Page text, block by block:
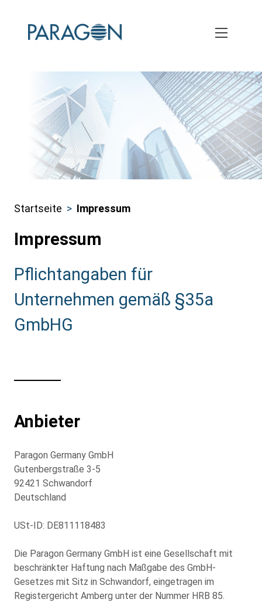
Pfadnavigation
Startseite Impressum
Impressum
Pflichtangaben für
Unternehmen gemäß §35a
GmbHG
Anbieter
Paragon Germany GmbH
Gutenbergstraße 3-5
92421 Schwandorf
Deutschland
USt-ID: DE811118483
Die Paragon Germany GmbH ist eine Gesellschaft mit
beschränkter Haftung nach Maßgabe des GmbH-
Gesetzes mit Sitz in Schwandorf, eingetragen im
Registergericht Amberg unter der Nummer HRB 85.